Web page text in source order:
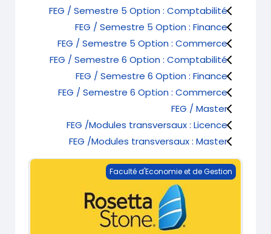
FEG / Semestre 5 Option : Comptabilité
FEG / Semestre 5 Option : Finance
FEG / Semestre 5 Option : Commerce
FEG / Semestre 6 Option : Comptabilité
FEG / Semestre 6 Option : Finance
FEG / Semestre 6 Option : Commerce
FEG / Master
FEG /Modules transversaux : Licence
FEG /Modules transversaux : Master
Francais avec Rosetta Stone
Faculté d'Economie et de Gestion